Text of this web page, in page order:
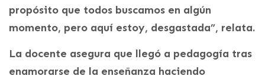
propósito que todos buscamos en algún
momento, pero aquí estoy, desgastada”, relata.
La docente asegura que llegó a pedagogía tras
enamorarse de la enseñanza haciendo